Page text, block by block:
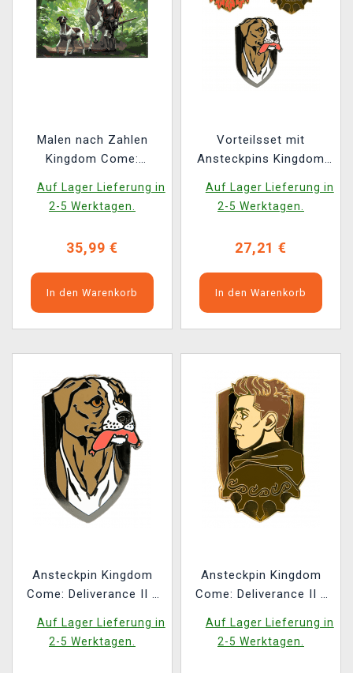
Malen nach Zahlen
Kingdom Come:
und Vořech im Wald
(Leinwandbild)
Auf Lager Lieferung in
2-5 Werktagen.
35,99 €
In den Warenkorb
Vorteilsset mit
Ansteckpins Kingdom
Heinrich, Hans Capon,
Mutt
Auf Lager Lieferung in
2-5 Werktagen.
27,21 €
In den Warenkorb
Ansteckpin Kingdom
Come: Deliverance II -
Auf Lager Lieferung in
2-5 Werktagen.
Ansteckpin Kingdom
Come: Deliverance II -
Auf Lager Lieferung in
2-5 Werktagen.